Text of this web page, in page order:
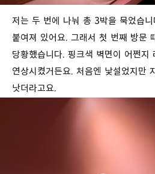
저는 두 번에 나눠 총 3박을 묵었습니
붙여져 있어요. 그래서 첫 번째 방문
당황했습니다. 핑크색 벽면이 어쩐지
연상시켰거든요. 처음엔 낯설었지만
낫더라고요.